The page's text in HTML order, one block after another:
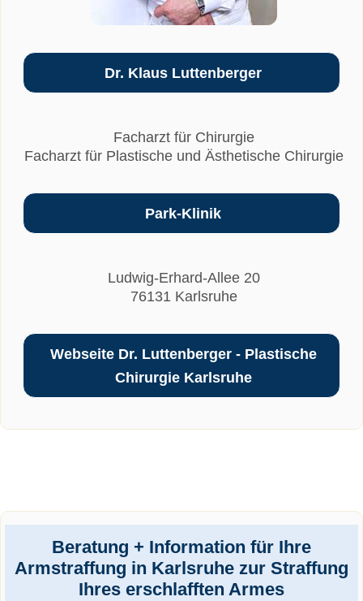
Dr. Klaus Luttenberger
Facharzt für Chirurgie
Facharzt für Plastische und Ästhetische Chirurgie
Park-Klinik
Ludwig-Erhard-Allee 20
76131 Karlsruhe
Webseite Dr. Luttenberger - Plastische
Chirurgie Karlsruhe
Beratung + Information für Ihre
Armstraffung in Karlsruhe zur Straffung
Ihres erschlafften Armes